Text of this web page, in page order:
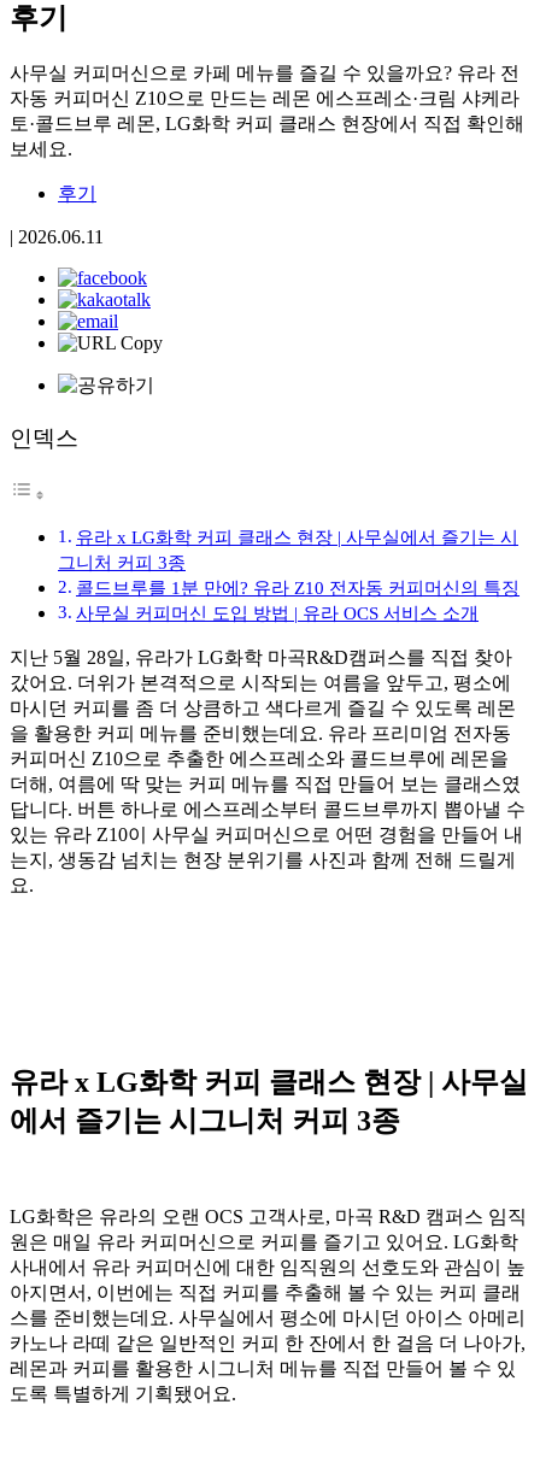
후기
사무실 커피머신으로 카페 메뉴를 즐길 수 있을까요? 유라 전
자동 커피머신 Z10으로 만드는 레몬 에스프레소·크림 샤케라
토·콜드브루 레몬, LG화학 커피 클래스 현장에서 직접 확인해
보세요.
후기
| 2026.06.11
인덱스
유라 x LG화학 커피 클래스 현장 | 사무실에서 즐기는 시
그니처 커피 3종
콜드브루를 1분 만에? 유라 Z10 전자동 커피머신의 특징
사무실 커피머신 도입 방법 | 유라 OCS 서비스 소개
지난 5월 28일, 유라가 LG화학 마곡R&D캠퍼스를 직접 찾아
갔어요. 더위가 본격적으로 시작되는 여름을 앞두고, 평소에
마시던 커피를 좀 더 상큼하고 색다르게 즐길 수 있도록 레몬
을 활용한 커피 메뉴를 준비했는데요. 유라 프리미엄 전자동
커피머신 Z10으로 추출한 에스프레소와 콜드브루에 레몬을
더해, 여름에 딱 맞는 커피 메뉴를 직접 만들어 보는 클래스였
답니다. 버튼 하나로 에스프레소부터 콜드브루까지 뽑아낼 수
있는 유라 Z10이 사무실 커피머신으로 어떤 경험을 만들어 내
는지, 생동감 넘치는 현장 분위기를 사진과 함께 전해 드릴게
요.
유라 x LG화학 커피 클래스 현장 | 사무실
에서 즐기는 시그니처 커피 3종
LG화학은 유라의 오랜 OCS 고객사로, 마곡 R&D 캠퍼스 임직
원은 매일 유라 커피머신으로 커피를 즐기고 있어요. LG화학
사내에서 유라 커피머신에 대한 임직원의 선호도와 관심이 높
아지면서, 이번에는 직접 커피를 추출해 볼 수 있는 커피 클래
스를 준비했는데요. 사무실에서 평소에 마시던 아이스 아메리
카노나 라떼 같은 일반적인 커피 한 잔에서 한 걸음 더 나아가,
레몬과 커피를 활용한 시그니처 메뉴를 직접 만들어 볼 수 있
도록 특별하게 기획됐어요.